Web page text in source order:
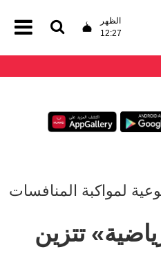
الظهر
12:27
لمواكبة المنافسات
تتزين